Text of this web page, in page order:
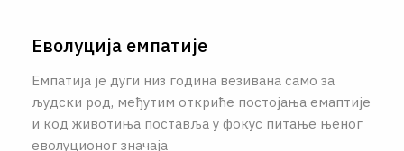
Еволуција емпатије
Емпатија је дуги низ година везивана само за
људски род, међутим откриће постојања емаптије
и код животиња поставља у фокус питање њеног
еволуционог значаја